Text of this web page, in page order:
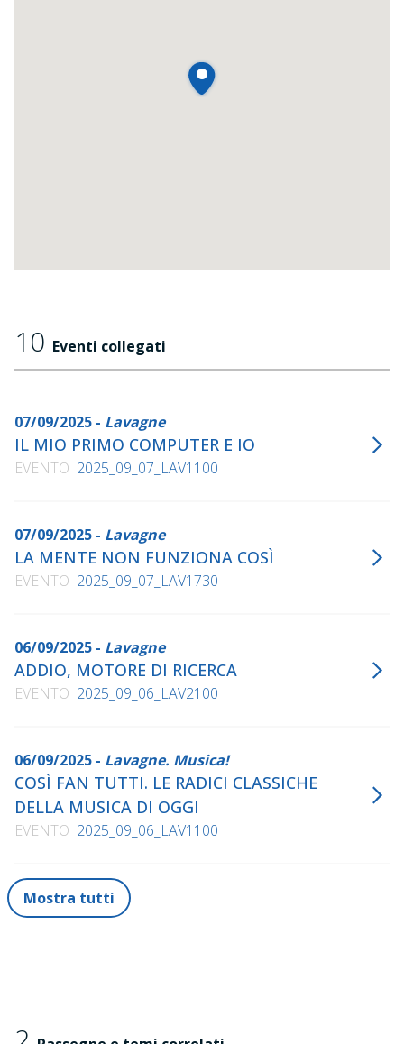
10 Eventi collegati
07/09/2025 - Lavagne
IL MIO PRIMO COMPUTER E IO
EVENTO 2025_09_07_LAV1100
07/09/2025 - Lavagne
LA MENTE NON FUNZIONA COSÌ
EVENTO 2025_09_07_LAV1730
06/09/2025 - Lavagne
ADDIO, MOTORE DI RICERCA
EVENTO 2025_09_06_LAV2100
06/09/2025 - Lavagne. Musica!
COSÌ FAN TUTTI. LE RADICI CLASSICHE
DELLA MUSICA DI OGGI
EVENTO 2025_09_06_LAV1100
Mostra tutti